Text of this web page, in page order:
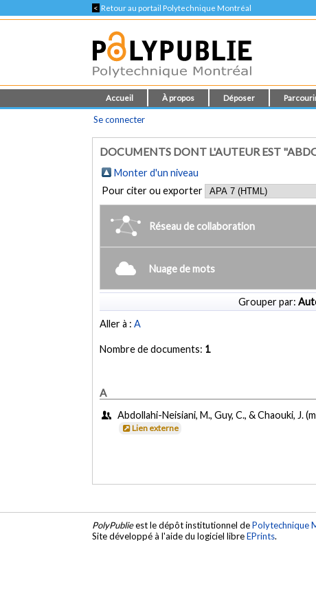
< Retour au portail Polytechnique Montréal
Accueil À propos Déposer
Se connecter
DOCUMENTS DONT L'AUTEUR EST
Monter d'un niveau
Pour citer ou exporter
Réseau de collaboration
Nuage de mots
Grouper par:
Aller à :A
Nombre de documents: 1
A
Abdollahi-Neisiani, M., Guy, C., & Chaouki, J.
Lien externe
PolyPublieest le dépôt institutionnel dePolytechnique
Site développé à l'aide du logiciel libreEPrints.